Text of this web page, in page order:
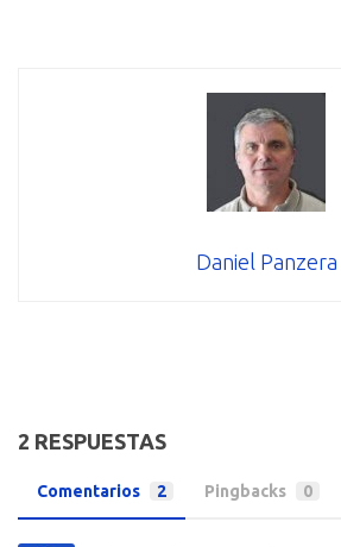
Daniel Panzera
2 RESPUESTAS
Comentarios 2 Pingbacks 0